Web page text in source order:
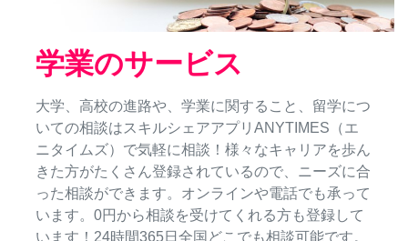
学業のサービス
大学、高校の進路や、学業に関すること、留学につ
いての相談はスキルシェアアプリANYTIMES（エ
ニタイムズ）で気軽に相談！様々なキャリアを歩ん
きた方がたくさん登録されているので、ニーズに合
った相談ができます。オンラインや電話でも承って
います。0円から相談を受けてくれる方も登録して
います！24時間365日全国どこでも相談可能です。